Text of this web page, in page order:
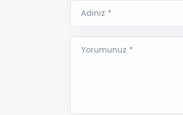
Adınız *
Yorumunuz *